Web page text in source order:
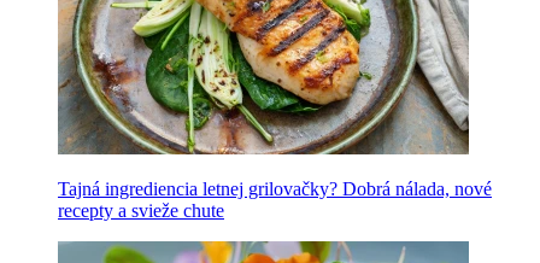
Tajná ingrediencia letnej grilovačky? Dobrá nálada, nové
recepty a svieže chute